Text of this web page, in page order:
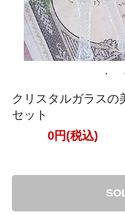
クリスタルガラスの
セット
0円(税込)